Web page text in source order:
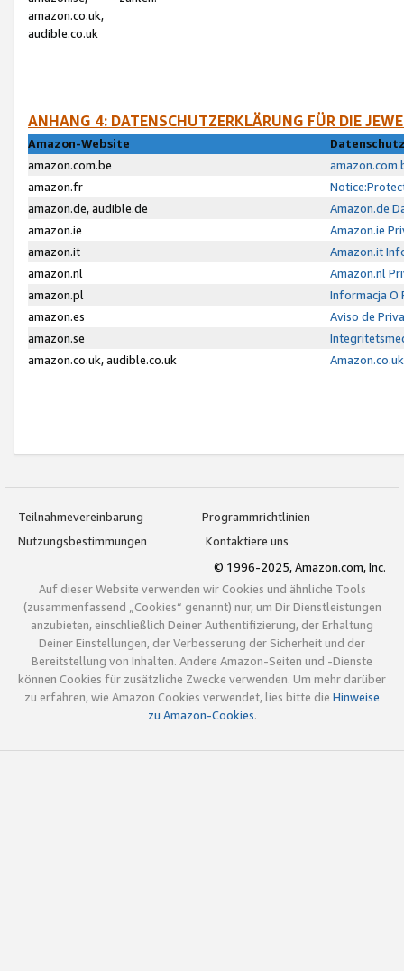
amazon.co.uk,
audible.co.uk
ANHANG 4: DATENSCHUTZERKLÄRUNG FÜR DIE
Amazon-Website
amazon.com.be
amazon.fr
amazon.de, audible.de
Amazon.de
amazon.ie
Amazon.ie
amazon.it
Amazon.it
amazon.nl
Amazon.nl
amazon.pl
Informacja O
amazon.es
Aviso de
amazon.se
amazon.co.uk, audible.co.uk
Teilnahmevereinbarung
Programmrichtlinien
Nutzungsbestimmungen
Kontaktiere uns
© 1996-2025, Amazon.com, Inc.
Auf dieser Website verwenden wir Cookies und ähnliche Tools
(zusammenfassend „Cookies“ genannt) nur, um Dir Dienstleistungen
anzubieten, einschließlich Deiner Authentifizierung, der Erhaltung
Deiner Einstellungen, der Verbesserung der Sicherheit und der
Bereitstellung von Inhalten. Andere Amazon-Seiten und -Dienste
können Cookies für zusätzliche Zwecke verwenden. Um mehr darüber
zu erfahren, wie Amazon Cookies verwendet, lies bitte die Hinweise
zu Amazon-Cookies.